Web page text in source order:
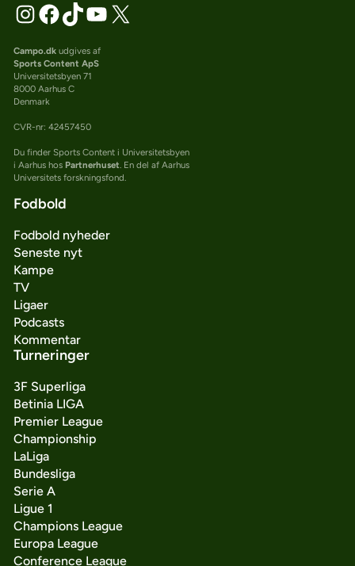
Campo.dkudgives af
Sports Content ApS
Universitetsbyen 71
8000 Aarhus C
Denmark
CVR-nr: 42457450
Du finder Sports Content i Universitetsbyen
i Aarhus hos Partnerhuset . En del af Aarhus
Universitets forskningsfond.
Fodbold
Fodbold nyheder
Seneste nyt
Kampe
TV
Ligaer
Podcasts
Kommentar
Turneringer
3F Superliga
Betinia LIGA
Premier League
Championship
LaLiga
Bundesliga
Serie A
Ligue 1
Champions League
Europa League
Conference League